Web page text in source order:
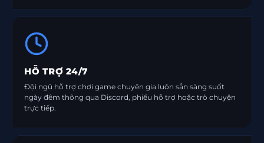
HỖ TRỢ 24/7
Đội ngũ hỗ trợ chơi game chuyên gia luôn sẵn sàng suốt
ngày đêm thông qua Discord, phiếu hỗ trợ hoặc trò chuyện
trực tiếp.